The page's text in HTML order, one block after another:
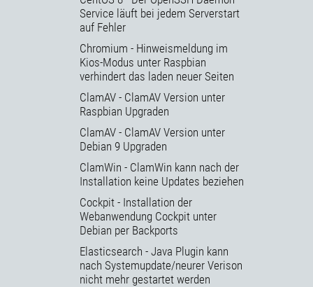
Service läuft bei jedem Serverstart
auf Fehler
Chromium - Hinweismeldung im
Kios-Modus unter Raspbian
verhindert das laden neuer Seiten
ClamAV - ClamAV Version unter
Raspbian Upgraden
ClamAV - ClamAV Version unter
Debian 9 Upgraden
ClamWin - ClamWin kann nach der
Installation keine Updates beziehen
Cockpit - Installation der
Webanwendung Cockpit unter
Debian per Backports
Elasticsearch - Java Plugin kann
nach Systemupdate/neurer Verison
nicht mehr gestartet werden